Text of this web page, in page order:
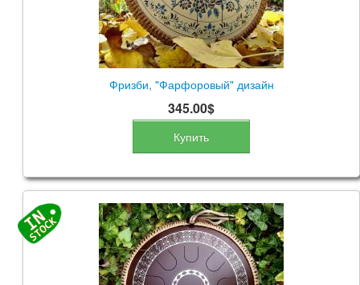
Фризби, "Фарфоровый" дизайн
345.00$
Купить